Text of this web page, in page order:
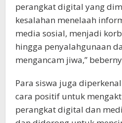
perangkat digital yang
kesalahan menelaah
media sosial, menjadi
hingga penyalahgunaan
mengancam jiwa,”
Para siswa juga
cara positif untuk
perangkat digital dan